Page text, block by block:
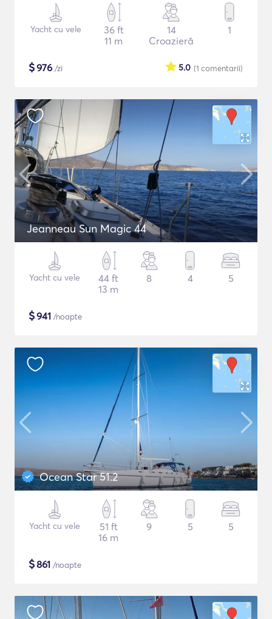
Yacht cu vele
36 ft
11 m
14
Croazieră
1
$976 /zi (1 comentarii)
5.0
Jeanneau Sun Magic 44
Yacht cu vele
44 ft
13 m
8 4 5
$941 /noapte
Ocean Star 51.2
Yacht cu vele
51 ft
16 m
9 5 5
$861 /noapte